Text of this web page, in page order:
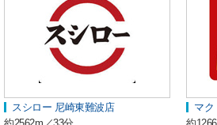
スシロー 尼崎東難波店
マク